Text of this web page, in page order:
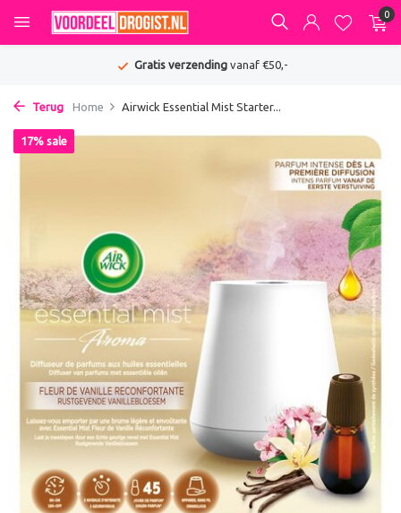
0
Gratis verzendingvanaf €50,-
Terug Home Airwick Essential Mist Starter...
17% sale